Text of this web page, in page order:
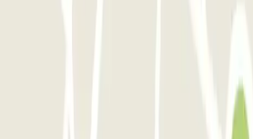
Anfang etwas neu für uns und
uns damit beschäftigt haben, war